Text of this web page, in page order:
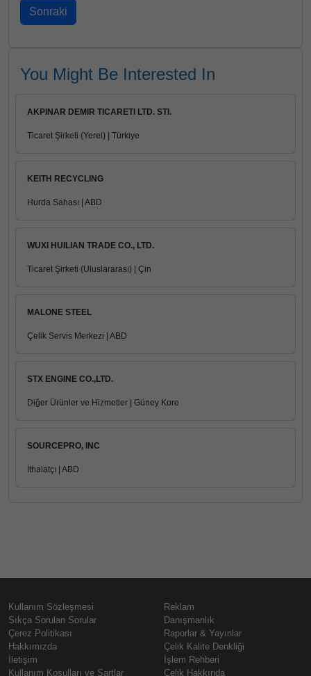
You Might Be Interested In
AKPINAR DEMIR TICARETI LTD. STI.
Ticaret Şirketi (Yerel) | Türkiye
KEITH RECYCLING
Hurda Sahası | ABD
WUXI HUILIAN TRADE CO., LTD.
Ticaret Şirketi (Uluslararası) | Çin
MALONE STEEL
Çelik Servis Merkezi | ABD
STX ENGINE CO.,LTD.
Diğer Ürünler ve Hizmetler | Güney Kore
SOURCEPRO, INC
İthalatçı | ABD
Kullanım Sözleşmesi
Sıkça Sorulan Sorular
Çerez Politikası
Hakkımızda
İletişim
Kullanım Koşulları ve Şartlar
Reklam
Danışmanlık
Raporlar & Yayınlar
Çelik Kalite Denkliği
İşlem Rehberi
Çelik Hakkında